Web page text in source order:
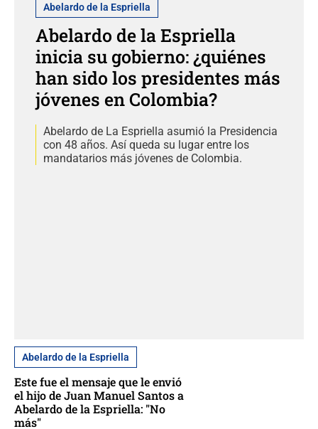
Abelardo de la Espriella
Abelardo de la Espriella
inicia su gobierno: ¿quiénes
han sido los presidentes más
jóvenes en Colombia?
Abelardo de La Espriella asumió la Presidencia
con 48 años. Así queda su lugar entre los
mandatarios más jóvenes de Colombia.
Abelardo de la Espriella
Este fue el mensaje que le envió
el hijo de Juan Manuel Santos a
Abelardo de la Espriella: "No
más"